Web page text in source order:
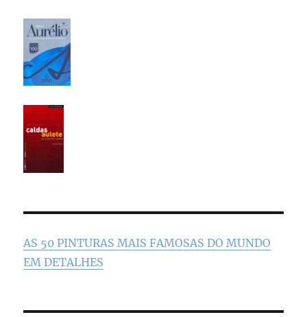
AS 50 PINTURAS MAIS FAMOSAS DO MUNDO
EM DETALHES